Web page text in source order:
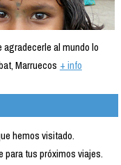
al mundo lo
Marruecos + info
hemos visitado.
para tus próximos viajes.